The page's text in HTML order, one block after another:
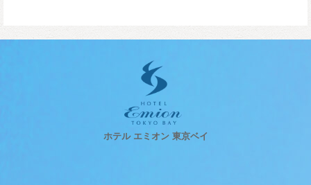
ホテル エミオン 東京ベイ